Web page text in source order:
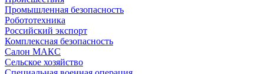
Промышленная безопасность
Робототехника
Российский экспорт
Комплексная безопасность
Салон МАКС
Сельское хозяйство